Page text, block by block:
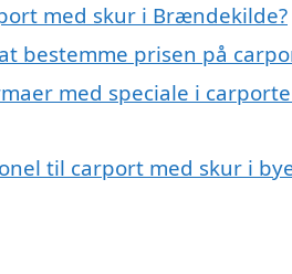
med skur i Brændekilde?
bestemme prisen på
med speciale i
til carport med skur i